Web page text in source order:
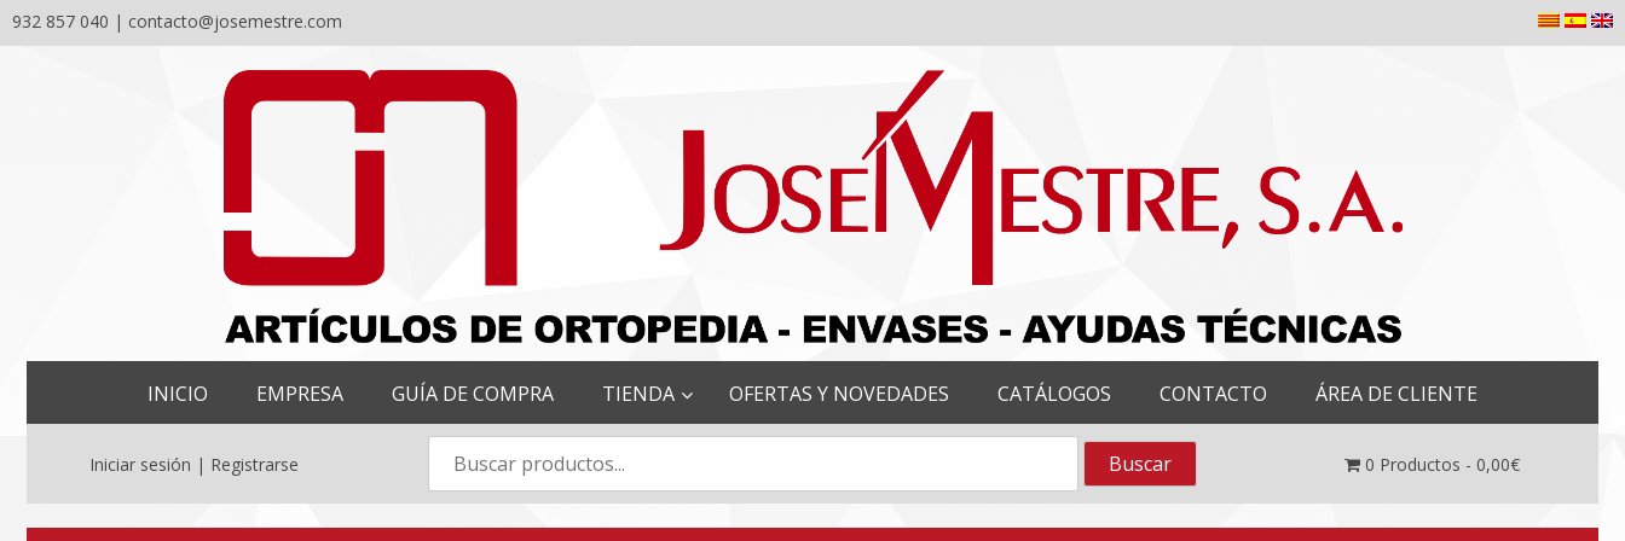
932 857 040 | contacto@josemestre.com
INICIO EMPRESA GUÍA DE COMPRA TIENDA OFERTAS Y NOVEDADES CATÁLOGOS CONTACTO ÁREA DE CLIENTE
Iniciar sesión | Registrarse 0 Productos - 0,00€